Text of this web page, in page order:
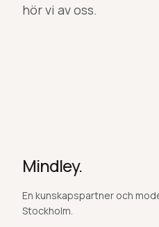
hör vi av oss.
Mindley.
En kunskapspartner och
Stockholm.